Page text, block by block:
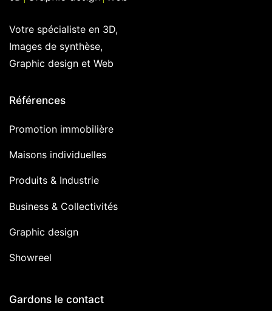
Votre spécialiste en 3D,
Images de synthèse,
Graphic design et Web
Références
Promotion immobilière
Maisons individuelles
Produits & Industrie
Business & Collectivités
Graphic design
Showreel
Gardons le contact